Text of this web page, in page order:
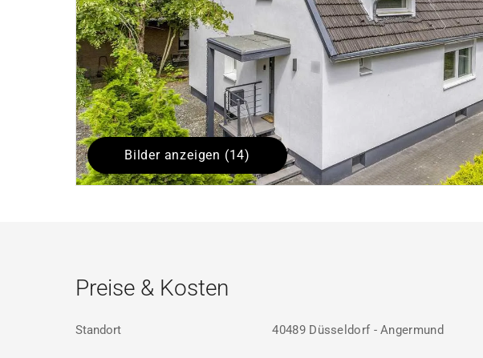
Bilder anzeigen (14)
Preise & Kosten
Standort 40489 Düsseldorf - Angermund